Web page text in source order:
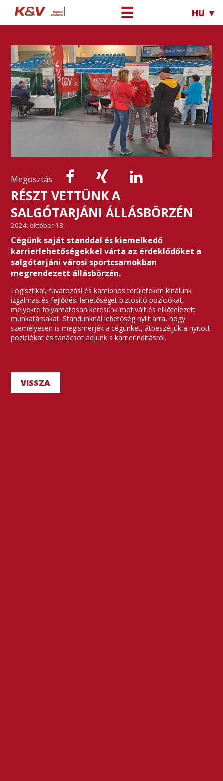
☰ HU ▼
Megosztás:
RÉSZT VETTÜNK A
SALGÓTARJÁNI ÁLLÁSBÖRZÉN
2024. október 18.
Cégünk saját standdal és kiemelkedő
karrierlehetőségekkel várta az érdeklődőket a
salgótarjáni városi sportcsarnokban
megrendezett állásbörzén.
Logisztikai, fuvarozási és kamionos területeken kínálunk
izgalmas és fejlődési lehetőséget biztosító pozíciókat,
melyekre folyamatosan keresünk motivált és elkötelezett
munkatársakat. Standunknál lehetőség nyílt arra, hogy
személyesen is megismerjék a cégünket, átbeszéljük a nyitott
pozíciókat és tanácsot adjunk a karrierindításról.
VISSZA